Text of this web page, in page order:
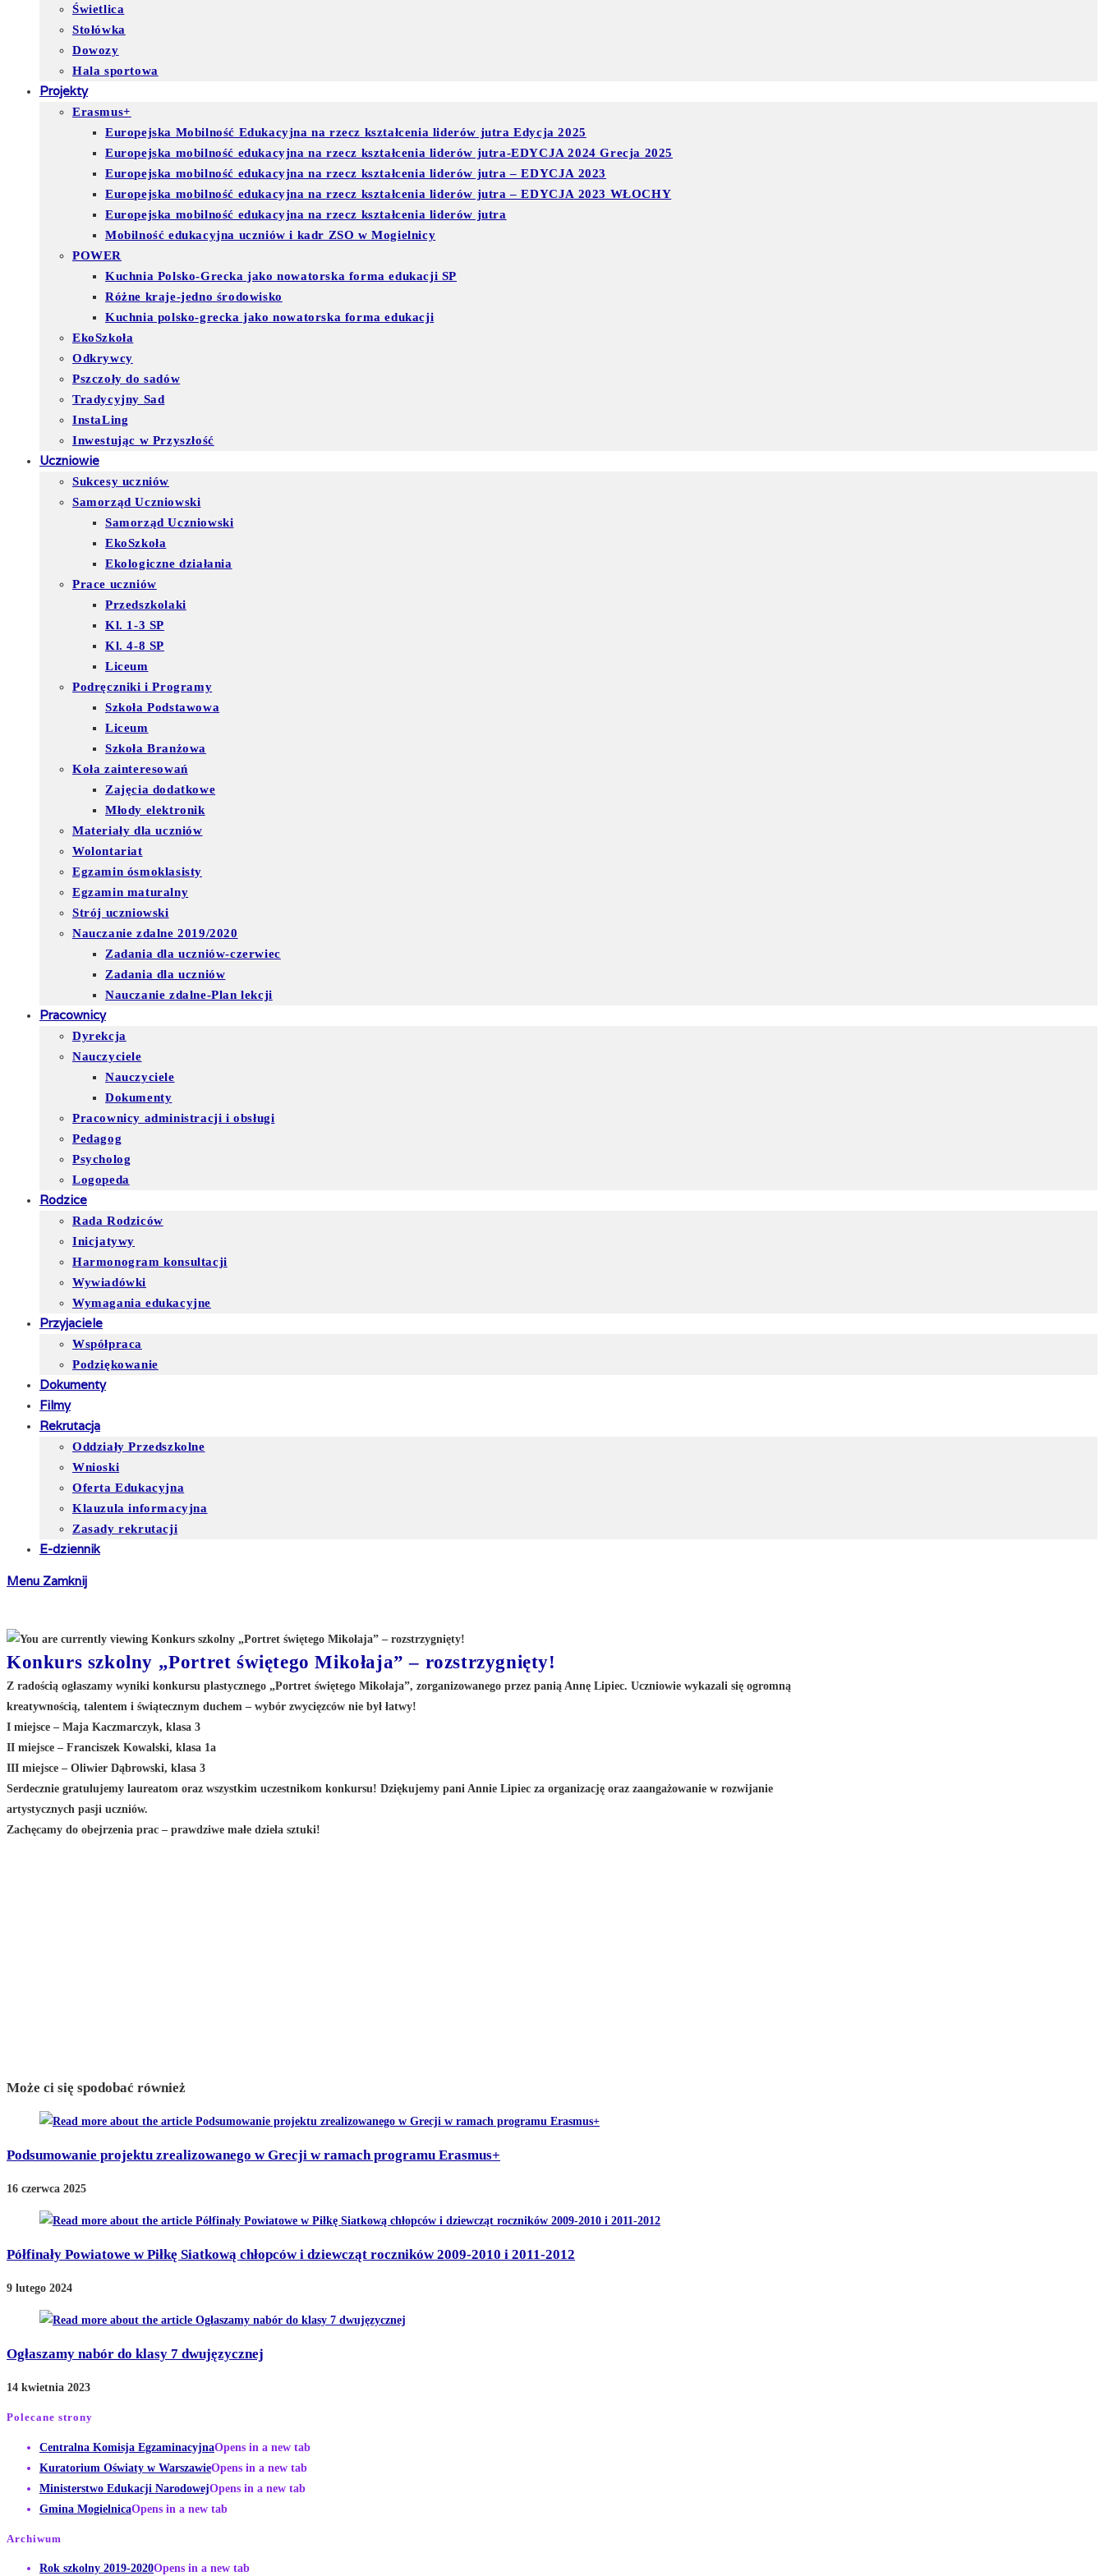
Świetlica
Stołówka
Dowozy
Hala sportowa
Projekty
Erasmus+
Europejska Mobilność Edukacyjna na rzecz kształcenia liderów jutra Edycja 2025
Europejska mobilność edukacyjna na rzecz kształcenia liderów jutra-EDYCJA 2024 Grecja 2025
Europejska mobilność edukacyjna na rzecz kształcenia liderów jutra – EDYCJA 2023
Europejska mobilność edukacyjna na rzecz kształcenia liderów jutra – EDYCJA 2023 WŁOCHY
Europejska mobilność edukacyjna na rzecz kształcenia liderów jutra
Mobilność edukacyjna uczniów i kadr ZSO w Mogielnicy
POWER
Kuchnia Polsko-Grecka jako nowatorska forma edukacji SP
Różne kraje-jedno środowisko
Kuchnia polsko-grecka jako nowatorska forma edukacji
EkoSzkoła
Odkrywcy
Pszczoły do sadów
Tradycyjny Sad
InstaLing
Inwestując w Przyszłość
Uczniowie
Sukcesy uczniów
Samorząd Uczniowski
Samorząd Uczniowski
EkoSzkoła
Ekologiczne działania
Prace uczniów
Przedszkolaki
Kl. 1-3 SP
Kl. 4-8 SP
Liceum
Podręczniki i Programy
Szkoła Podstawowa
Liceum
Szkoła Branżowa
Koła zainteresowań
Zajęcia dodatkowe
Młody elektronik
Materiały dla uczniów
Wolontariat
Egzamin ósmoklasisty
Egzamin maturalny
Strój uczniowski
Nauczanie zdalne 2019/2020
Zadania dla uczniów-czerwiec
Zadania dla uczniów
Nauczanie zdalne-Plan lekcji
Pracownicy
Dyrekcja
Nauczyciele
Nauczyciele
Dokumenty
Pracownicy administracji i obsługi
Pedagog
Psycholog
Logopeda
Rodzice
Rada Rodziców
Inicjatywy
Harmonogram konsultacji
Wywiadówki
Wymagania edukacyjne
Przyjaciele
Współpraca
Podziękowanie
Dokumenty
Filmy
Rekrutacja
Oddziały Przedszkolne
Wnioski
Oferta Edukacyjna
Klauzula informacyjna
Zasady rekrutacji
E-dziennik
Menu Zamknij
Konkurs szkolny „Portret świętego Mikołaja” – rozstrzygnięty!
Z radością ogłaszamy wyniki konkursu plastycznego „Portret świętego Mikołaja”, zorganizowanego przez panią Annę Lipiec. Uczniowie wykazali się ogromną
kreatywnością, talentem i świątecznym duchem – wybór zwycięzców nie był łatwy!
I miejsce – Maja Kaczmarczyk, klasa 3
II miejsce – Franciszek Kowalski, klasa 1a
III miejsce – Oliwier Dąbrowski, klasa 3
Serdecznie gratulujemy laureatom oraz wszystkim uczestnikom konkursu! Dziękujemy pani Annie Lipiec za organizację oraz zaangażowanie w rozwijanie
artystycznych pasji uczniów.
Zachęcamy do obejrzenia prac – prawdziwe małe dzieła sztuki!
Może ci się spodobać również
Podsumowanie projektu zrealizowanego w Grecji w ramach programu Erasmus+
16 czerwca 2025
Półfinały Powiatowe w Piłkę Siatkową chłopców i dziewcząt roczników 2009-2010 i 2011-2012
9 lutego 2024
Ogłaszamy nabór do klasy 7 dwujęzycznej
14 kwietnia 2023
Polecane strony
Centralna Komisja EgzaminacyjnaOpens in a new tab
Kuratorium Oświaty w WarszawieOpens in a new tab
Ministerstwo Edukacji NarodowejOpens in a new tab
Gmina MogielnicaOpens in a new tab
Archiwum
Rok szkolny 2019-2020Opens in a new tab